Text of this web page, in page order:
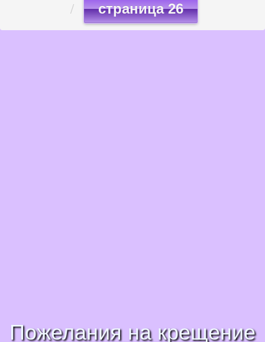
страница 26
Пожелания на крещение